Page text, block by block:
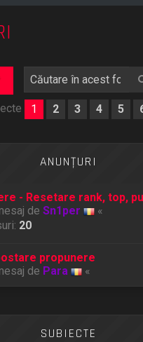
1 2 3 4 5
ANUNŢURI
- Resetare rank, top,
deSn1per
«
20
propunere
de Para «
SUBIECTE